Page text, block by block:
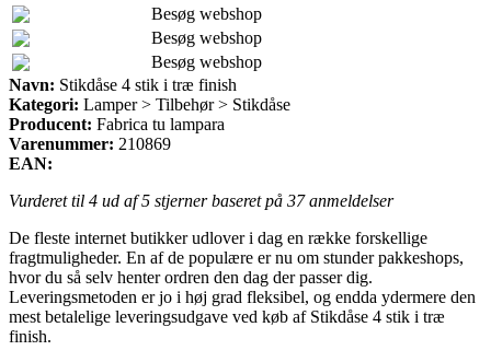
Besøg webshop
Besøg webshop
Besøg webshop
Navn: Stikdåse 4 stik i træ finish
Kategori: Lamper > Tilbehør > Stikdåse
Producent: Fabrica tu lampara
Varenummer: 210869
EAN:
Vurderet til 4 ud af 5 stjerner baseret på 37anmeldelser
De fleste internet butikker udlover i dag en række forskellige
fragtmuligheder. En af de populære er nu om stunder pakkeshops,
hvor du så selv henter ordren den dag der passer dig.
Leveringsmetoden er jo i høj grad fleksibel, og endda ydermere den
mest betalelige leveringsudgave ved køb af Stikdåse 4 stik i træ
finish.